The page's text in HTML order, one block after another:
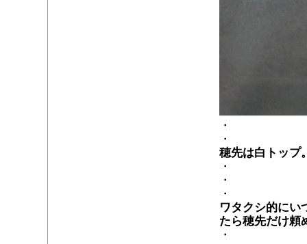
・
・
穂先は白トップ
・
・
・
ワタクシ的にい
たら穂先だけ頼
・